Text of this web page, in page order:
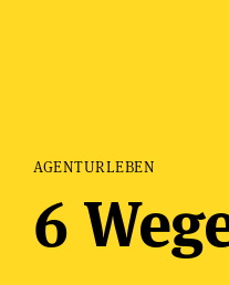
AGENTURLEBEN
6